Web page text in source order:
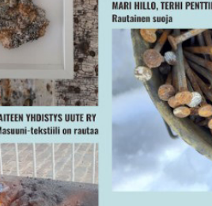
Masuuni-tekstiili on rautaa
2023